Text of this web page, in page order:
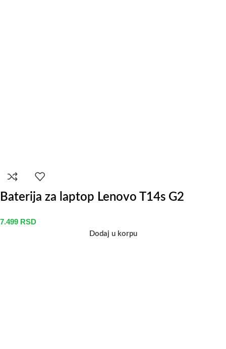
Baterija za laptop Lenovo T14s G2
7.499 RSD
Dodaj u korpu